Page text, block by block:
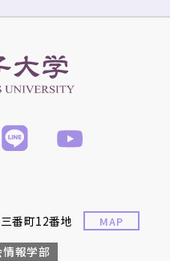
番町12番地 MAP
報学部